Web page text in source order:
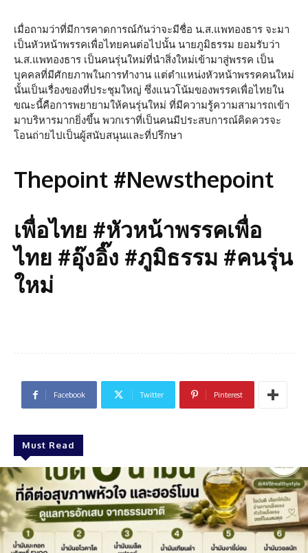
เมื่อถามว่าที่มีการคาดการณ์กันว่าจะมีชื่อ น.ส.แพทองธาร จะมา
เป็นหัวหน้าพรรคเพื่อไทยคนต่อไปนั้น นายภูมิธรรม ยอมรับว่า
น.ส.แพทองธาร เป็นคนรุ่นใหม่ที่นำสิ่งใหม่เข้ามาสู่พรรค เป็น
บุคคลที่มีศักยภาพในการทำงาน แต่ตำแหน่งหัวหน้าพรรคคนใหม่
นั้นเป็นเรื่องของที่ประชุมใหญ่ ซึ่งแนวโน้มของพรรคเพื่อไทยใน
ขณะนี้คือการพยายามให้คนรุ่นใหม่ ที่มีความรู้ความสามารถเข้า
มาบริหารมากยิ่งขึ้น พวกเราที่เป็นคนมีประสบการณ์คิดควรจะ
โอนถ่ายไปเป็นผู้สนับสนุนและที่ปรึกษา
Thepoint #Newsthepoint
เพื่อไทย #หัวหน้าพรรคเพื่อ
ไทย #อุ๊งอิ๊ง #ภูมิธรรม #คนรุ่น
ใหม่
Facebook Twitter Pinterest
Must Read